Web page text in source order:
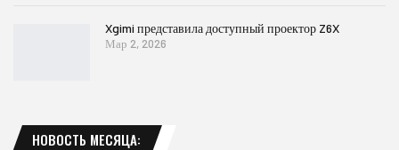
Xgimi представила доступный проектор Z6X
Мар 2, 2026
НОВОСТЬ МЕСЯЦА: